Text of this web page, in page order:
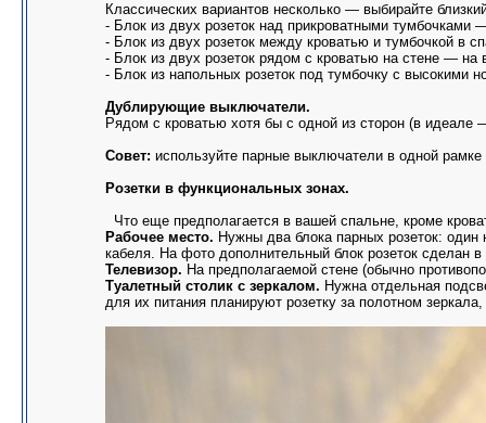
Классических вариантов несколько — выбирайте
- Блок из двух розеток над прикроватными тумбочками
- Блок из двух розеток между кроватью и тумбочкой в
- Блок из двух розеток рядом с кроватью на стене — на
- Блок из напольных розеток под тумбочку с высокими
Дублирующие выключатели.
Рядом с кроватью хотя бы с одной из сторон (в идеале
Совет: используйте парные выключатели в одной
Розетки в функциональных зонах.
Что еще предполагается в вашей спальне, кроме
Рабочее место. Нужны два блока парных розеток:
кабеля. На фото дополнительный блок розеток сделан
Телевизор. На предполагаемой стене (обычно
Туалетный столик с зеркалом. Нужна отдельная
для их питания планируют розетку за полотном